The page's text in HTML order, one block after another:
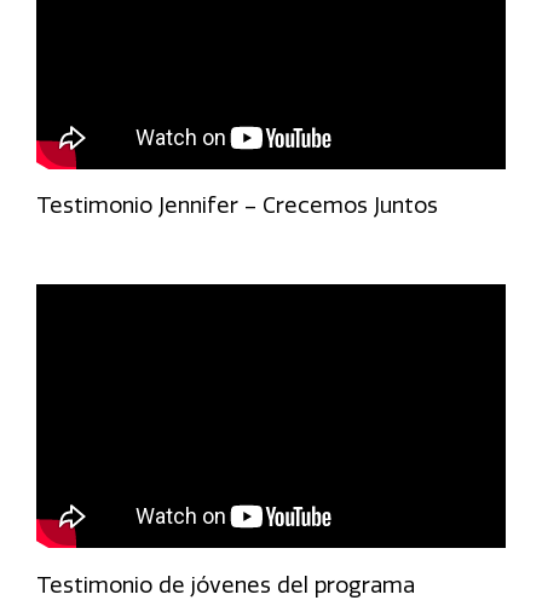
Testimonio Jennifer – Crecemos Juntos
Testimonio de jóvenes del programa